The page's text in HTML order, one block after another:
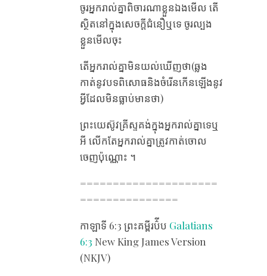
ចូរ​អ្នក​រាល់​គ្នា​ពិចារណា​ខ្លួន​ឯង​មើល តើ​
ស្ថិត​នៅ​ក្នុង​សេចក្តី​ជំនឿ​ឬ​ទេ ចូរ​ល្បង​
ខ្លួន​មើល​ចុះ
តើ​អ្នក​រាល់​គ្នា​មិន​យល់​ឃើញ​ថា(ឆ្លង
កាត់នូវ​បទ​ពិសោធនិងចំរើនកើន​ឡើង​​នូវ
អ្វីដែល​មិន​ធ្លាប់​មានថា​)
ព្រះយេស៊ូវគ្រីស្ទ​គង់​ក្នុង​អ្នក​រាល់​គ្នា​ទេ​ឬ​
អី លើក​តែ​អ្នក​រាល់​គ្នា​ត្រូវ​កាត់​ចោល​
ចេញ​ប៉ុណ្ណោះ ។
=====================
===============
កាឡាទី 6​:3 ព្រះគម្ពីរប៌ីប Galatians
6:3 New King James Version
(NKJV)